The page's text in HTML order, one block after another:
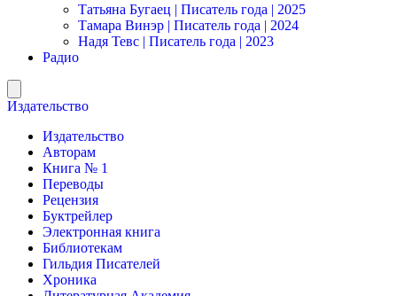
Татьяна Бугаец | Писатель года | 2025
Тамара Винэр | Писатель года | 2024
Надя Тевс | Писатель года | 2023
Радио
Издательство
Издательство
Авторам
Книга № 1
Переводы
Рецензия
Буктрейлер
Электронная книга
Библиотекам
Гильдия Писателей
Хроника